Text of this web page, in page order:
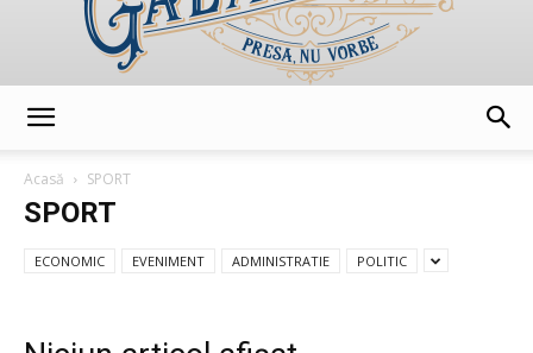
Acasă SPORT
SPORT
ECONOMIC EVENIMENT ADMINISTRATIE POLITIC